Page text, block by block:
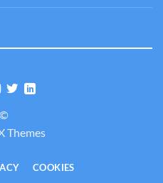
©
Themes
COOKIES